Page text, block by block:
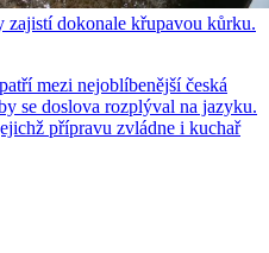
zajistí dokonale křupavou kůrku.
mezi nejoblíbenější česká
se doslova rozplýval na jazyku.
přípravu zvládne i kuchař